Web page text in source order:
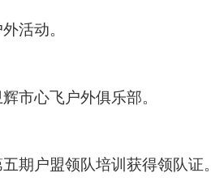
活动。
市心飞户外俱乐部。
期户盟领队培训获得领队证